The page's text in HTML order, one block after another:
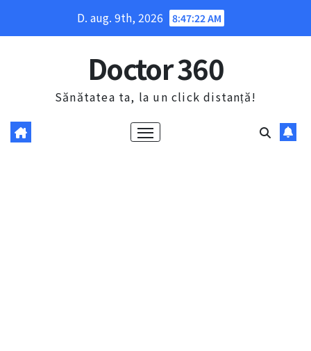
D. aug. 9th, 2026 8:47:23 AM
Doctor 360
Sănătatea ta, la un click distanță!